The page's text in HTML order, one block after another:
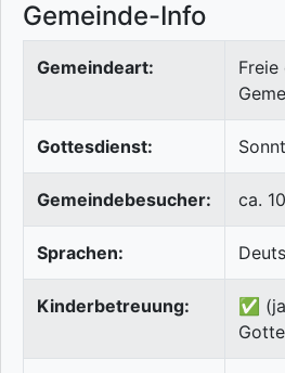
Gemeinde-Info
Gemeindeart:
Freie
Gottesdienst:
Gemeindebesucher: ca.
Sprachen:
Kinderbetreuung:
✅